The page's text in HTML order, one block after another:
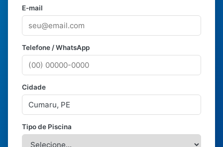
E-mail
Telefone / WhatsApp
Cidade
Tipo de Piscina